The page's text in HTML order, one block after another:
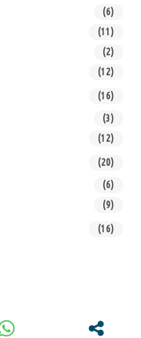
(6)
(11)
(2)
(12)
(16)
(3)
(12)
(20)
(6)
(9)
(16)